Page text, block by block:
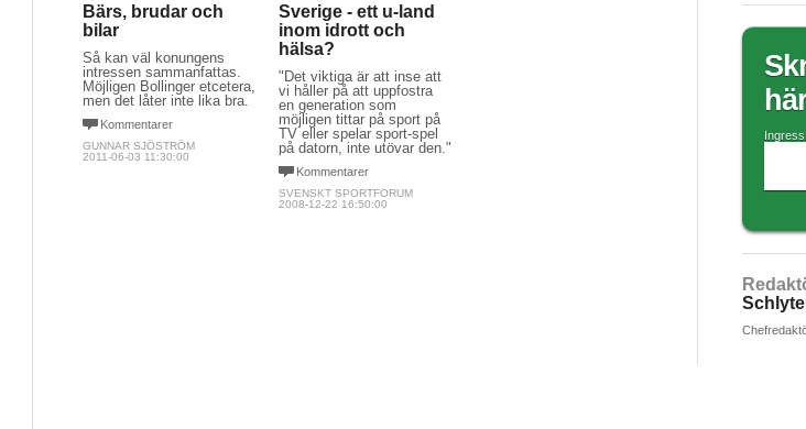
Bärs, brudar och
bilar
Så kan väl konungens
intressen sammanfattas.
Möjligen Bollinger etcetera,
men det låter inte lika bra.
Kommentarer
GUNNAR SJÖSTRÖM
2011-06-03 11:30:00
Sverige - ett u-land
inom idrott och
hälsa?
"Det viktiga är att inse att
vi håller på att uppfostra
en generation som
möjligen tittar på sport på
TV eller spelar sport-spel
på datorn, inte utövar den."
Kommentarer
SVENSKT SPORTFORUM
2008-12-22 16:50:00
Ingress: